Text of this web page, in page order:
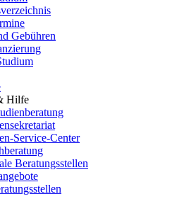
Gebühren
Hilfe
Service-Center
Beratungsstellen